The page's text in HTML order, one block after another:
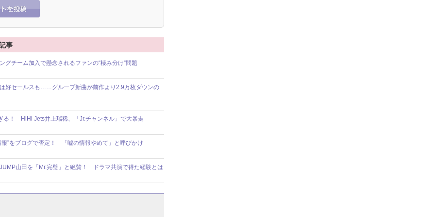
事
グチーム加入で懸念されるファンの“棲み分け”問題
好セールスも……グループ新曲が前作より2.9万枚ダウンの
る！ HiHi Jets井上瑞稀、「Jr.チャンネル」で大暴走
”をブログで否定！ 「嘘の情報やめて」と呼びかけ
山田を「Mr.完璧」と絶賛！ ドラマ共演で得た経験とは